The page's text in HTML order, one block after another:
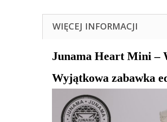
WIĘCEJ INFORMACJI
Junama Heart Mini –
Wyjątkowa zabawka